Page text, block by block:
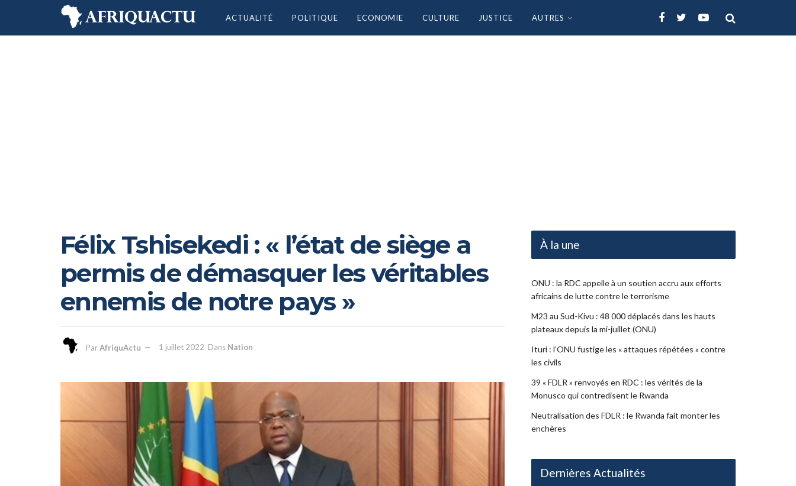
ACTUALITÉ POLITIQUE ECONOMIE CULTURE JUSTICE AUTRES
Félix Tshisekedi : « l’état de siège a
permis de démasquer les véritables
ennemis de notre pays »
ParAfriquActu 1 juillet 2022 Dans Nation
À la une
ONU : la RDC appelle à un soutien accru aux efforts
africains de lutte contre le terrorisme
M23 au Sud-Kivu : 48 000 déplacés dans les hauts
plateaux depuis la mi-juillet (ONU)
Ituri : l’ONU fustige les « attaques répétées » contre
les civils
39 « FDLR » renvoyés en RDC : les vérités de la
Monusco qui contredisent le Rwanda
Neutralisation des FDLR : le Rwanda fait monter les
enchères
Dernières Actualités